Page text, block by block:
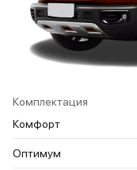
Комплектация
Комфорт
Оптимум